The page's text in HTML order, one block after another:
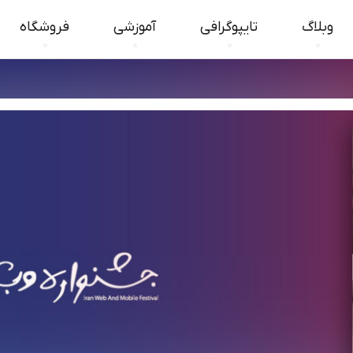
وبلاگ تایپوگرافی آموزشی فروشگاه